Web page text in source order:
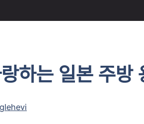
하는 일본 주방
glehevi